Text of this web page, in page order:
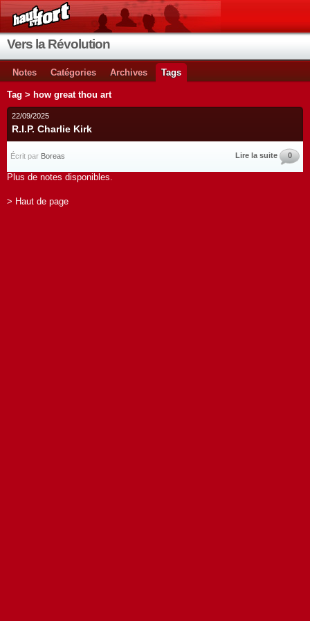
Vers la Révolution
Notes Catégories Archives Tags
Tag > how great thou art
22/09/2025
R.I.P. Charlie Kirk
Écrit par Boreas Lire la suite 0
Plus de notes disponibles.
> Haut de page